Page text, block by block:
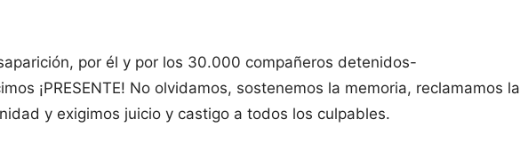
por él y por los 30.000 compañeros detenidos-
¡PRESENTE! No olvidamos, sostenemos la memoria, reclamamos la
y exigimos juicio y castigo a todos los culpables.